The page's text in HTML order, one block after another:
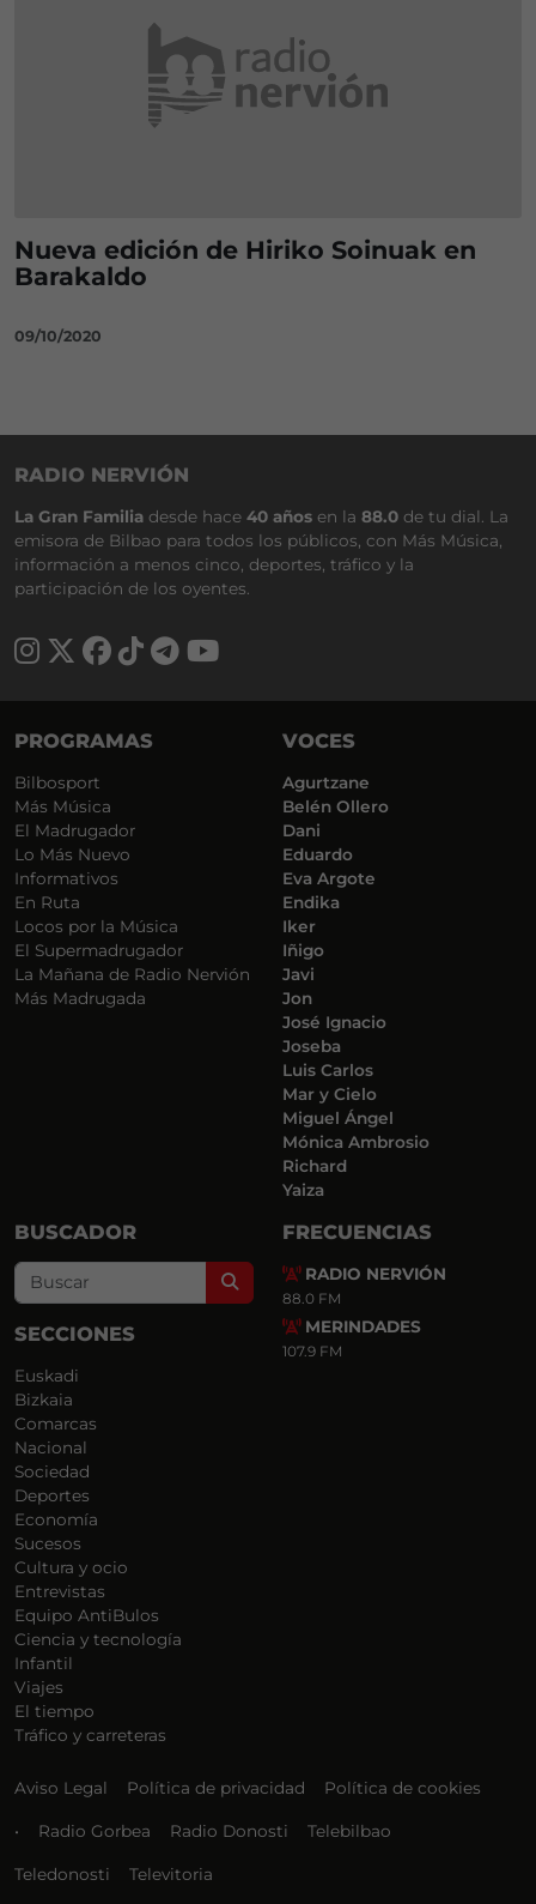
Nueva edición de Hiriko Soinuak en
Barakaldo
09/10/2020
RADIO NERVIÓN
La Gran Familia desde hace 40 años en la 88.0 de tu dial. La
emisora de Bilbao para todos los públicos, con Más Música,
información a menos cinco, deportes, tráfico y la
participación de los oyentes.
PROGRAMAS
Bilbosport
Más Música
El Madrugador
Lo Más Nuevo
Informativos
En Ruta
Locos por la Música
El Supermadrugador
La Mañana de Radio Nervión
Más Madrugada
VOCES
Agurtzane
Belén Ollero
Dani
Eduardo
Eva Argote
Endika
Iker
Iñigo
Javi
Jon
José Ignacio
Joseba
Luis Carlos
Mar y Cielo
Miguel Ángel
Mónica Ambrosio
Richard
Yaiza
BUSCADOR
Search
SECCIONES
Euskadi
Bizkaia
Comarcas
Nacional
Sociedad
Deportes
Economía
Sucesos
Cultura y ocio
Entrevistas
Equipo AntiBulos
Ciencia y tecnología
Infantil
Viajes
El tiempo
Tráfico y carreteras
FRECUENCIAS
RADIO NERVIÓN
88.0 FM
MERINDADES
107.9 FM
Aviso Legal Política de privacidad Política de cookies
• Radio Gorbea Radio Donosti Telebilbao
Teledonosti Televitoria